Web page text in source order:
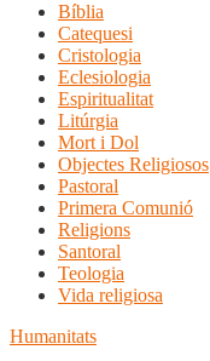
Bíblia
Catequesi
Cristologia
Eclesiologia
Espiritualitat
Litúrgia
Mort i Dol
Objectes Religiosos
Pastoral
Primera Comunió
Religions
Santoral
Teologia
Vida religiosa
Humanitats